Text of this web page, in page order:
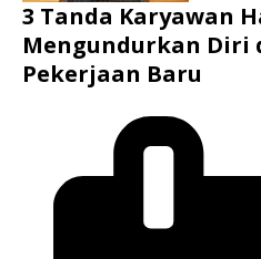
3 Tanda Karyawan
Mengundurkan Diri
Pekerjaan Baru